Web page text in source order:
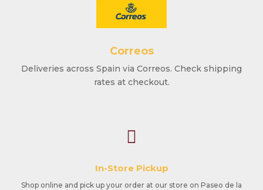
Correos
Deliveries across Spain via Correos. Check shipping
rates at checkout.

In-Store Pickup
Shop online and pick up your order at our store on Paseo de la